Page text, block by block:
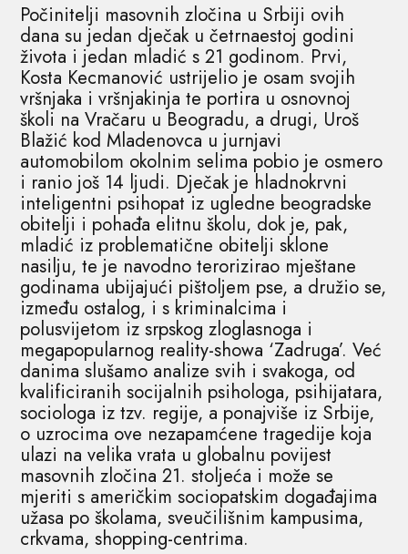
Počinitelji masovnih zločina u Srbiji ovih
dana su jedan dječak u četrnaestoj godini
života i jedan mladić s 21 godinom. Prvi,
Kosta Kecmanović ustrijelio je osam svojih
vršnjaka i vršnjakinja te portira u osnovnoj
školi na Vračaru u Beogradu, a drugi, Uroš
Blažić kod Mladenovca u jurnjavi
automobilom okolnim selima pobio je osmero
i ranio još 14 ljudi. Dječak je hladnokrvni
inteligentni psihopat iz ugledne beogradske
obitelji i pohađa elitnu školu, dok je, pak,
mladić iz problematične obitelji sklone
nasilju, te je navodno terorizirao mještane
godinama ubijajući pištoljem pse, a družio se,
između ostalog, i s kriminalcima i
polusvijetom iz srpskog zloglasnoga i
megapopularnog reality-showa ‘Zadruga’. Već
danima slušamo analize svih i svakoga, od
kvalificiranih socijalnih psihologa, psihijatara,
sociologa iz tzv. regije, a ponajviše iz Srbije,
o uzrocima ove nezapamćene tragedije koja
ulazi na velika vrata u globalnu povijest
masovnih zločina 21. stoljeća i može se
mjeriti s američkim sociopatskim događajima
užasa po školama, sveučilišnim kampusima,
crkvama, shopping-centrima.